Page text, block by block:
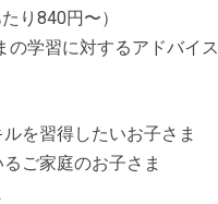
り840円〜）
の学習に対するアドバイス
を習得したいお子さま
ご家庭のお子さま